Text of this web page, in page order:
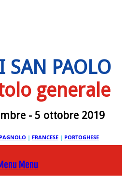
SAN PAOLO
generale
- 5 ottobre 2019
| FRANCESE | PORTOGHESE
Menu